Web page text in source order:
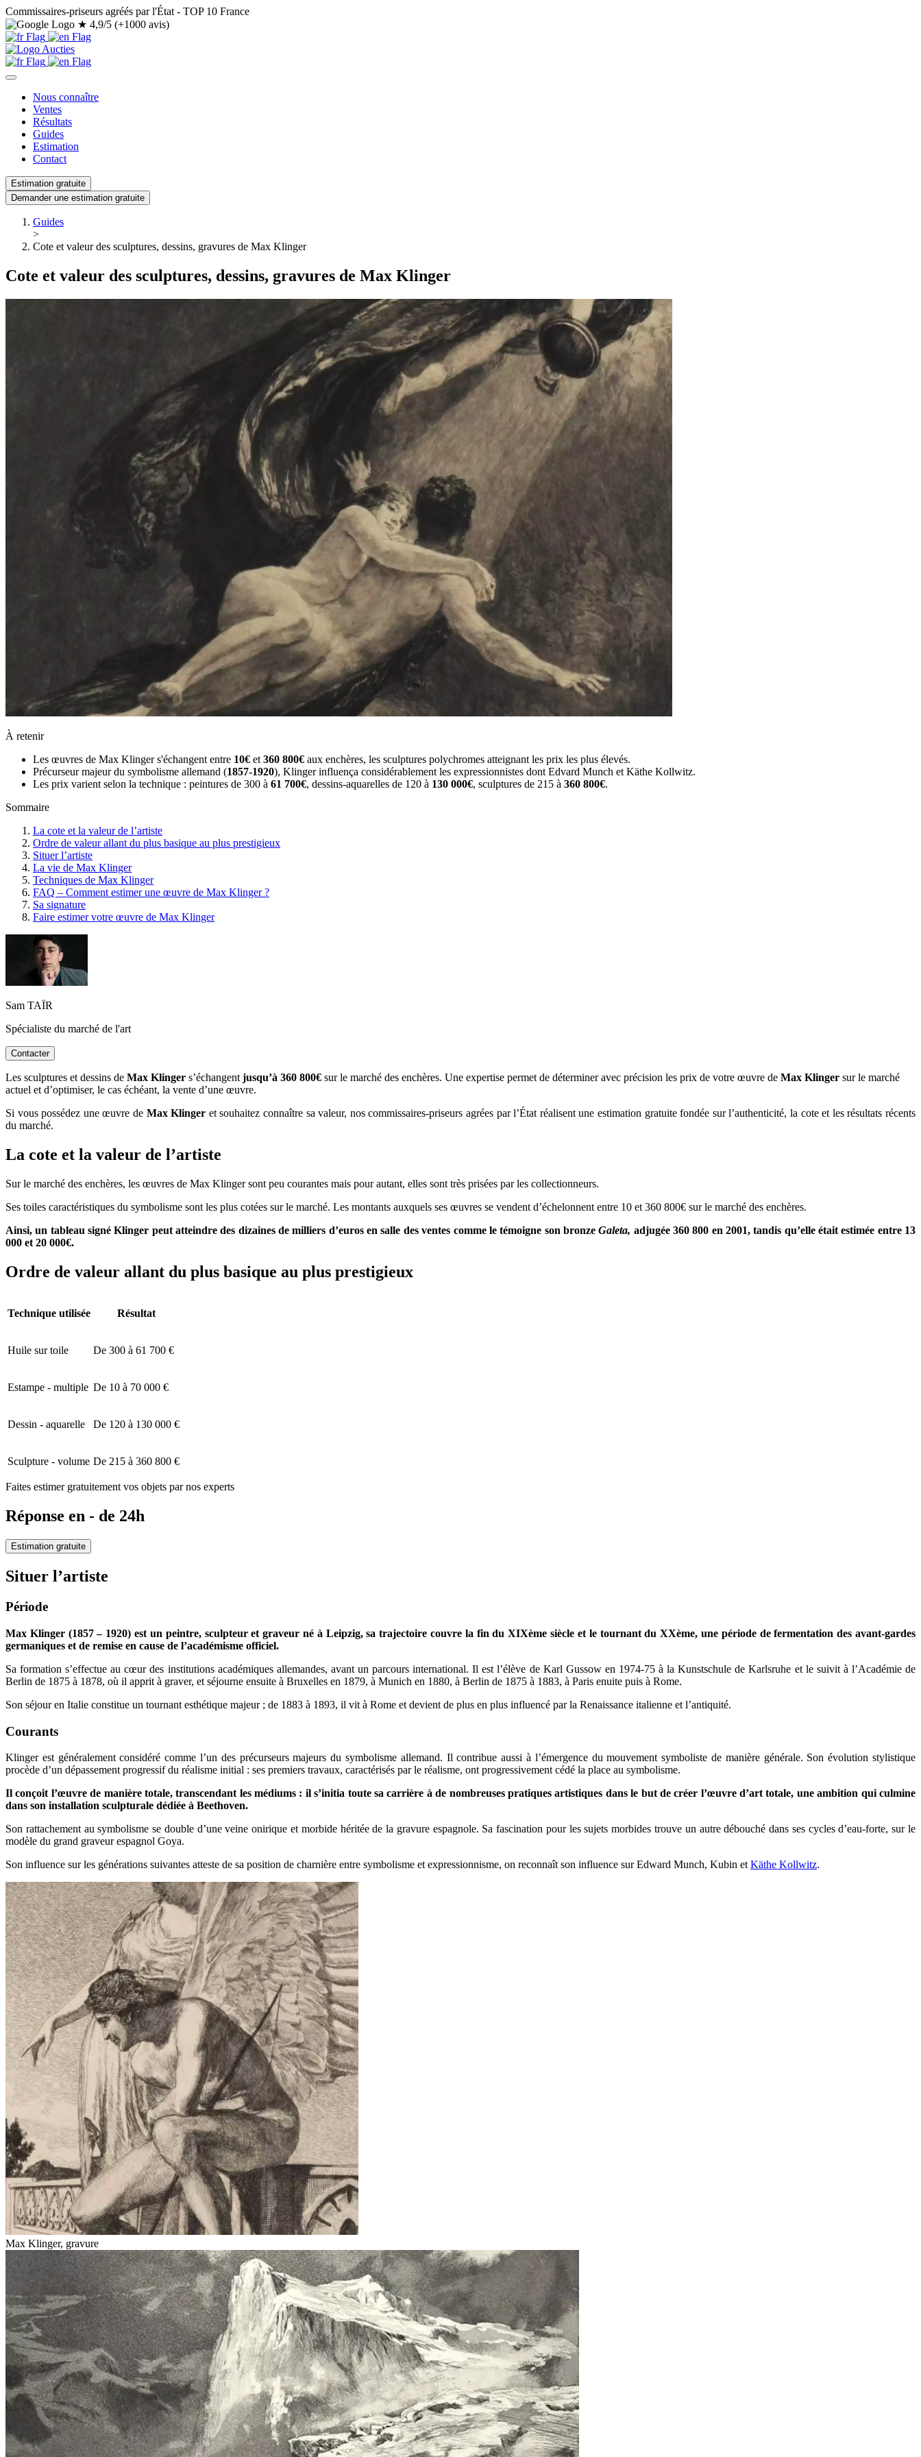
Commissaires-priseurs agréés par l'État - TOP 10 France
★ 4,9/5 (+1000 avis)
Nous connaître
Ventes
Résultats
Guides
Estimation
Contact
Estimation gratuite
Demander une estimation gratuite
Guides
>
Cote et valeur des sculptures, dessins, gravures de Max Klinger
Cote et valeur des sculptures, dessins, gravures de Max Klinger
À retenir
Les œuvres de Max Klinger s'échangent entre 10€ et 360 800€ aux enchères, les sculptures polychromes atteignant les prix les plus élevés.
Précurseur majeur du symbolisme allemand (1857-1920), Klinger influença considérablement les expressionnistes dont Edvard Munch et Käthe Kollwitz.
Les prix varient selon la technique : peintures de 300 à 61 700€, dessins-aquarelles de 120 à 130 000€, sculptures de 215 à 360 800€.
Sommaire
La cote et la valeur de l’artiste
Ordre de valeur allant du plus basique au plus prestigieux
Situer l’artiste
La vie de Max Klinger
Techniques de Max Klinger
FAQ – Comment estimer une œuvre de Max Klinger ?
Sa signature
Faire estimer votre œuvre de Max Klinger
Sam TAÏR
Spécialiste du marché de l'art
Contacter
Les sculptures et dessins de Max Klinger s’échangent jusqu’à 360 800€ sur le marché des enchères. Une expertise permet de déterminer avec précision les prix de votre œuvre de Max Klinger sur le marché
actuel et d’optimiser, le cas échéant, la vente d’une œuvre.
Si vous possédez une œuvre de Max Klinger et souhaitez connaître sa valeur, nos commissaires-priseurs agrées par l’État réalisent une estimation gratuite fondée sur l’authenticité, la cote et les résultats récents
du marché.
La cote et la valeur de l’artiste
Sur le marché des enchères, les œuvres de Max Klinger sont peu courantes mais pour autant, elles sont très prisées par les collectionneurs.
Ses toiles caractéristiques du symbolisme sont les plus cotées sur le marché. Les montants auxquels ses œuvres se vendent d’échelonnent entre 10 et 360 800€ sur le marché des enchères.
Ainsi, un tableau signé Klinger peut atteindre des dizaines de milliers d’euros en salle des ventes comme le témoigne son bronzeGaleta, adjugée 360 800 en 2001, tandis qu’elle était estimée entre 13
000 et 20 000€.
Ordre de valeur allant du plus basique au plus prestigieux
Technique utilisée Résultat
Huile sur toile De 300 à 61 700 €
Estampe - multiple De 10 à 70 000 €
Dessin - aquarelle De 120 à 130 000 €
Sculpture - volume De 215 à 360 800 €
Faites estimer gratuitement vos objets par nos experts
Réponse en - de 24h
Estimation gratuite
Situer l’artiste
Période
Max Klinger (1857 – 1920) est un peintre, sculpteur et graveur né à Leipzig, sa trajectoire couvre la fin du XIXème siècle et le tournant du XXème, une période de fermentation des avant-gardes
germaniques et de remise en cause de l’académisme officiel.
Sa formation s’effectue au cœur des institutions académiques allemandes, avant un parcours international. Il est l’élève de Karl Gussow en 1974-75 à la Kunstschule de Karlsruhe et le suivit à l’Académie de
Berlin de 1875 à 1878, où il apprit à graver, et séjourne ensuite à Bruxelles en 1879, à Munich en 1880, à Berlin de 1875 à 1883, à Paris enuite puis à Rome.
Son séjour en Italie constitue un tournant esthétique majeur ; de 1883 à 1893, il vit à Rome et devient de plus en plus influencé par la Renaissance italienne et l’antiquité.
Courants
Klinger est généralement considéré comme l’un des précurseurs majeurs du symbolisme allemand. Il contribue aussi à l’émergence du mouvement symboliste de manière générale. Son évolution stylistique
procède d’un dépassement progressif du réalisme initial : ses premiers travaux, caractérisés par le réalisme, ont progressivement cédé la place au symbolisme.
Il conçoit l’œuvre de manière totale, transcendant les médiums : il s’initia toute sa carrière à de nombreuses pratiques artistiques dans le but de créer l’œuvre d’art totale, une ambition qui culmine
dans son installation sculpturale dédiée à Beethoven.
Son rattachement au symbolisme se double d’une veine onirique et morbide héritée de la gravure espagnole. Sa fascination pour les sujets morbides trouve un autre débouché dans ses cycles d’eau-forte, sur le
modèle du grand graveur espagnol Goya.
Son influence sur les générations suivantes atteste de sa position de charnière entre symbolisme et expressionnisme, on reconnaît son influence sur Edward Munch, Kubin et Käthe Kollwitz.
Max Klinger, gravure